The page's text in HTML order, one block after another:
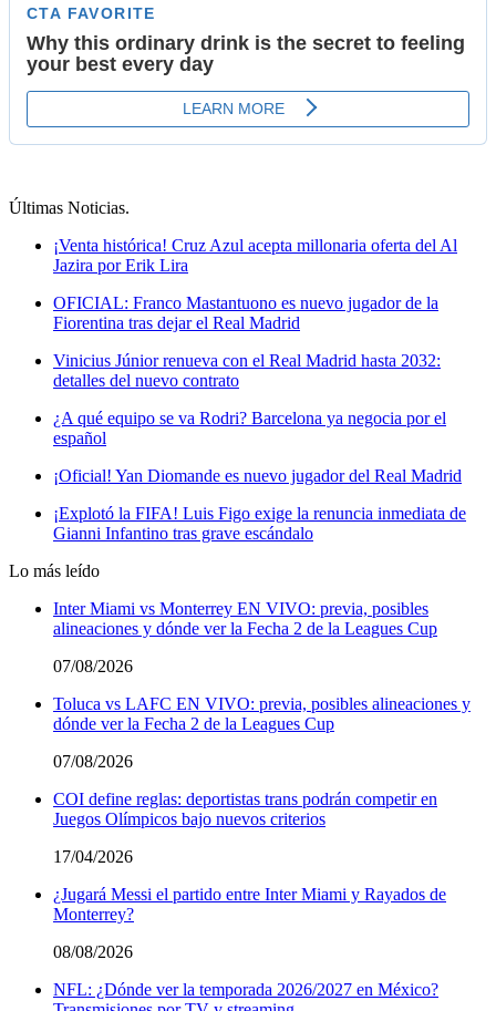
Últimas Noticias.
¡Venta histórica! Cruz Azul acepta millonaria oferta del Al
Jazira por Erik Lira
OFICIAL: Franco Mastantuono es nuevo jugador de la
Fiorentina tras dejar el Real Madrid
Vinicius Júnior renueva con el Real Madrid hasta 2032:
detalles del nuevo contrato
¿A qué equipo se va Rodri? Barcelona ya negocia por el
español
¡Oficial! Yan Diomande es nuevo jugador del Real Madrid
¡Explotó la FIFA! Luis Figo exige la renuncia inmediata de
Gianni Infantino tras grave escándalo
Lo más leído
Inter Miami vs Monterrey EN VIVO: previa, posibles
alineaciones y dónde ver la Fecha 2 de la Leagues Cup
07/08/2026
Toluca vs LAFC EN VIVO: previa, posibles alineaciones y
dónde ver la Fecha 2 de la Leagues Cup
07/08/2026
COI define reglas: deportistas trans podrán competir en
Juegos Olímpicos bajo nuevos criterios
17/04/2026
¿Jugará Messi el partido entre Inter Miami y Rayados de
Monterrey?
08/08/2026
NFL: ¿Dónde ver la temporada 2026/2027 en México?